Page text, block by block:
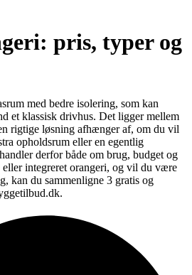
pris, typer og
med bedre isolering, som kan
et klassisk drivhus. Det ligger mellem
rigtige løsning afhænger af, om du vil
opholdsrum eller en egentlig
derfor både om brug, budget og
eller integreret orangeri, og vil du være
kan du sammenligne 3 gratis og